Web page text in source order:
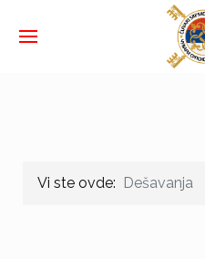
Vi ste ovde: Dešavanja